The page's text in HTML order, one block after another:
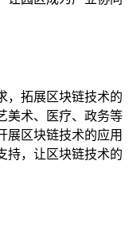
，拓展区块链技术的
美术、医疗、政务等
展区块链技术的应用
持，让区块链技术的